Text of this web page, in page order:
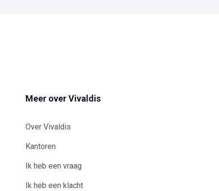
Meer over Vivaldis
Over Vivaldis
Kantoren
Ik heb een vraag
Ik heb een klacht